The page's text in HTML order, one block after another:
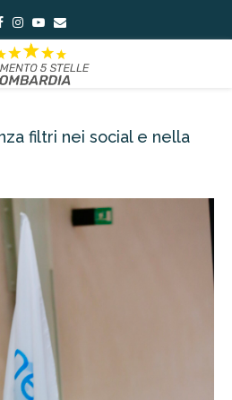
Facebook
Instagram
Youtube
Email
filtri nei social e nella